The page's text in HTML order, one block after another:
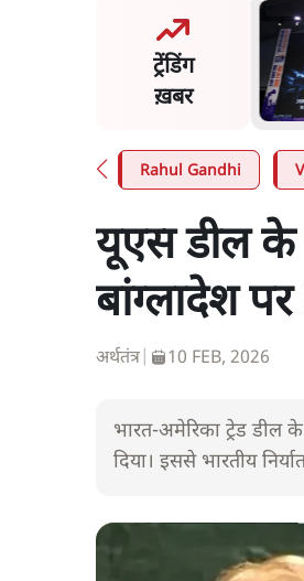
ट्रेंडिंग
ख़बर
से गायब ABVP रांची में
के लिए क्यों प्रोटेस्ट कर रही है
Rahul Gandhi
यूएस डील के
बांग्लादेश
अर्थतंत्र 10 FEB, 2026
भारत-अमेरिका ट्रेड डील
दिया। इससे भारतीय